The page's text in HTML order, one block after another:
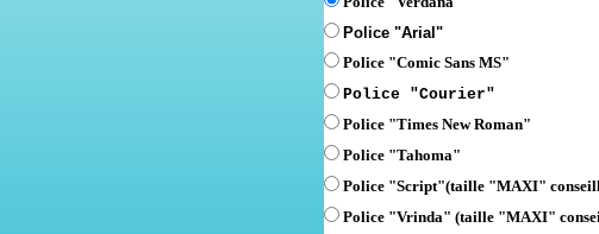
Police "Arial"
Police "Comic Sans MS"
Police "Courier"
Police "Times New Roman"
Police "Tahoma"
Police "Script"(taille "MAXI"
Police "Vrinda" (taille "MAXI"